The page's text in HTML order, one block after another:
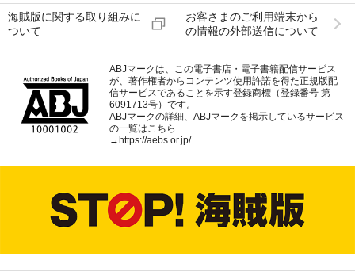
海賊版に関する取り組みに
ついて
お客さまのご利用端末から
の情報の外部送信について
ABJマークは、この電子書店・電子書籍配信サービス
が、著作権者からコンテンツ使用許諾を得た正規版配
信サービスであることを示す登録商標（登録番号 第
6091713号）です。
ABJマークの詳細、ABJマークを掲示しているサービス
の一覧はこちら
→https://aebs.or.jp/